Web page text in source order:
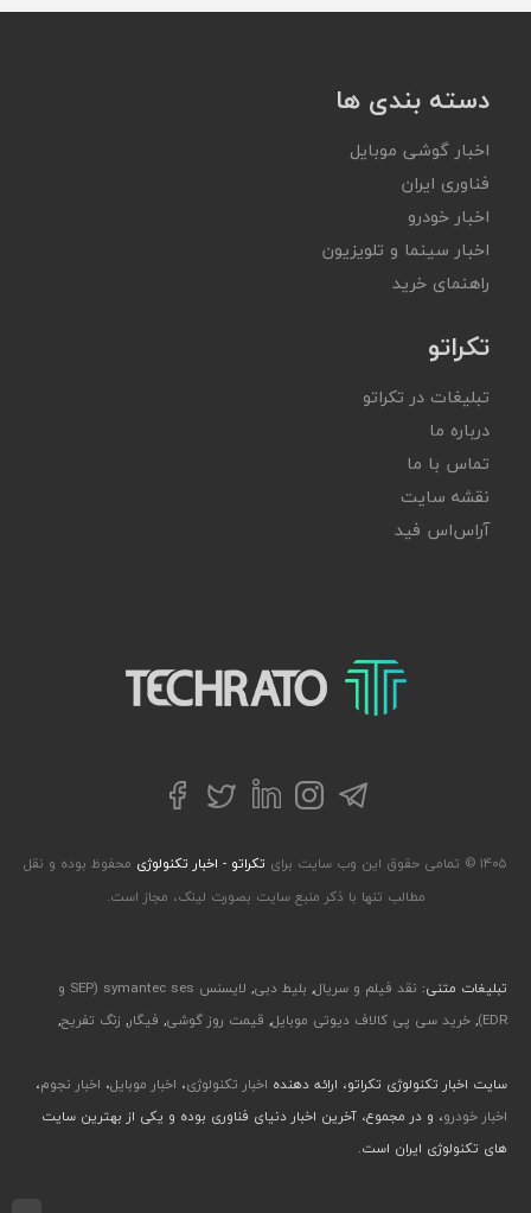
دسته بندی ها
اخبار گوشی موبایل
فناوری ایران
اخبار خودرو
اخبار سینما و تلویزیون
راهنمای خرید
تکراتو
تبلیغات در تکراتو
درباره ما
تماس با ما
نقشه سایت
آر‌اس‌اس فید
تکراتو – زندگی با تکنولوژی
تلگراماینستاگرام
لینکداینتوییترفیسبوک
۱۴۰۵ © تمامی حقوق این وب سایت برای تکراتو - اخبار تکنولوژی محفوظ بوده و نقل
مطالب تنها با ذکر منبع سایت بصورت لینک، مجاز است.
تبلیغات متنی: نقد فیلم و سریال, بلیط دبی,
لایسنس symantec ses (SEP و
EDR)
, خرید سی پی کالاف دیوتی موبایل, قیمت روز گوشی, فیگار, زنگ تفریح,
سایت اخبار تکنولوژی تکراتو، ارائه دهنده اخبار تکنولوژی، اخبار موبایل، اخبار نجوم،
اخبار خودرو، و در مجموع، آخرین اخبار دنیای فناوری بوده و یکی از بهترین سایت
های تکنولوژی ایران است.